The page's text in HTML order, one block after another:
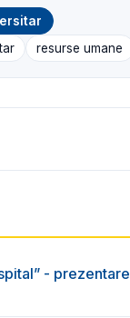
resurse umane
- prezentare